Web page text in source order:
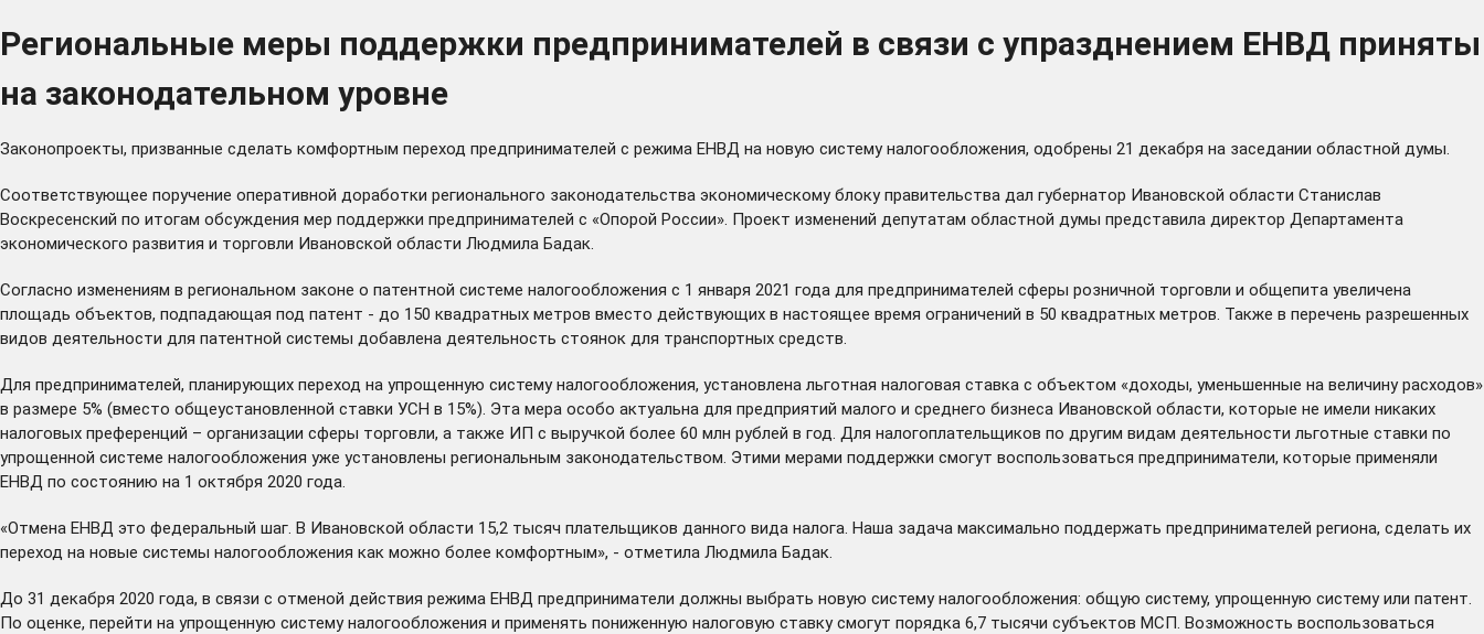
Региональные меры поддержки предпринимателей в связи с упразднением ЕНВД приняты
на законодательном уровне
Законопроекты, призванные сделать комфортным переход предпринимателей с режима ЕНВД на новую систему налогообложения, одобрены 21 декабря на заседании областной думы.
Соответствующее поручение оперативной доработки регионального законодательства экономическому блоку правительства дал губернатор Ивановской области Станислав
Воскресенский по итогам обсуждения мер поддержки предпринимателей с «Опорой России». Проект изменений депутатам областной думы представила директор Департамента
экономического развития и торговли Ивановской области Людмила Бадак.
Согласно изменениям в региональном законе о патентной системе налогообложения с 1 января 2021 года для предпринимателей сферы розничной торговли и общепита увеличена
площадь объектов, подпадающая под патент - до 150 квадратных метров вместо действующих в настоящее время ограничений в 50 квадратных метров. Также в перечень разрешенных
видов деятельности для патентной системы добавлена деятельность стоянок для транспортных средств.
Для предпринимателей, планирующих переход на упрощенную систему налогообложения, установлена льготная налоговая ставка с объектом «доходы, уменьшенные на величину расходов»
в размере 5% (вместо общеустановленной ставки УСН в 15%). Эта мера особо актуальна для предприятий малого и среднего бизнеса Ивановской области, которые не имели никаких
налоговых преференций – организации сферы торговли, а также ИП с выручкой более 60 млн рублей в год. Для налогоплательщиков по другим видам деятельности льготные ставки по
упрощенной системе налогообложения уже установлены региональным законодательством. Этими мерами поддержки смогут воспользоваться предприниматели, которые применяли
ЕНВД по состоянию на 1 октября 2020 года.
«Отмена ЕНВД это федеральный шаг. В Ивановской области 15,2 тысяч плательщиков данного вида налога. Наша задача максимально поддержать предпринимателей региона, сделать их
переход на новые системы налогообложения как можно более комфортным», - отметила Людмила Бадак.
До 31 декабря 2020 года, в связи с отменой действия режима ЕНВД предприниматели должны выбрать новую систему налогообложения: общую систему, упрощенную систему или патент.
По оценке, перейти на упрощенную систему налогообложения и применять пониженную налоговую ставку смогут порядка 6,7 тысячи субъектов МСП. Возможность воспользоваться